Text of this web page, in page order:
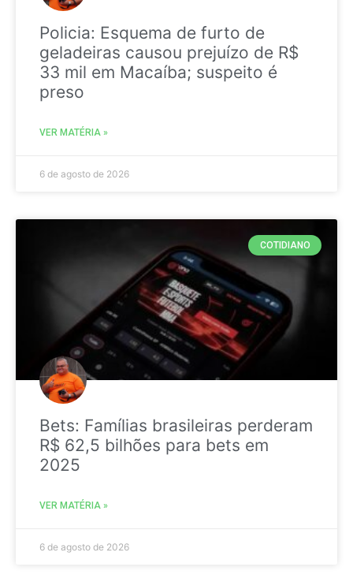
Policia: Esquema de furto de
geladeiras causou prejuízo de R$
33 mil em Macaíba; suspeito é
preso
VER MATÉRIA »
6 de agosto de 2026
COTIDIANO
Bets: Famílias brasileiras perderam
R$ 62,5 bilhões para bets em
2025
VER MATÉRIA »
6 de agosto de 2026